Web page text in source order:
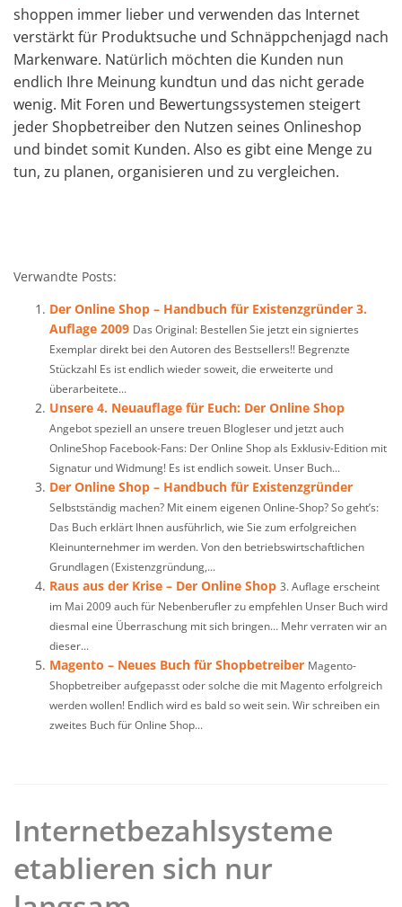
shoppen immer lieber und verwenden das Internet
verstärkt für Produktsuche und Schnäppchenjagd nach
Markenware. Natürlich möchten die Kunden nun
endlich Ihre Meinung kundtun und das nicht gerade
wenig. Mit Foren und Bewertungssystemen steigert
jeder Shopbetreiber den Nutzen seines Onlineshop
und bindet somit Kunden. Also es gibt eine Menge zu
tun, zu planen, organisieren und zu vergleichen.
Verwandte Posts:
Der Online Shop – Handbuch für Existenzgründer 3.
Auflage 2009 Das Original: Bestellen Sie jetzt ein signiertes
Exemplar direkt bei den Autoren des Bestsellers!! Begrenzte
Stückzahl Es ist endlich wieder soweit, die erweiterte und
überarbeitete...
Unsere 4. Neuauflage für Euch: Der Online Shop
Angebot speziell an unsere treuen Blogleser und jetzt auch
OnlineShop Facebook-Fans: Der Online Shop als Exklusiv-Edition mit
Signatur und Widmung! Es ist endlich soweit. Unser Buch...
Der Online Shop – Handbuch für Existenzgründer
Selbstständig machen? Mit einem eigenen Online-Shop? So geht’s:
Das Buch erklärt Ihnen ausführlich, wie Sie zum erfolgreichen
Kleinunternehmer im werden. Von den betriebswirtschaftlichen
Grundlagen (Existenzgründung,...
Raus aus der Krise – Der Online Shop 3. Auflage erscheint
im Mai 2009 auch für Nebenberufler zu empfehlen Unser Buch wird
diesmal eine Überraschung mit sich bringen… Mehr verraten wir an
dieser...
Magento – Neues Buch für Shopbetreiber Magento-
Shopbetreiber aufgepasst oder solche die mit Magento erfolgreich
werden wollen! Endlich wird es bald so weit sein. Wir schreiben ein
zweites Buch für Online Shop...
Internetbezahlsysteme
etablieren sich nur